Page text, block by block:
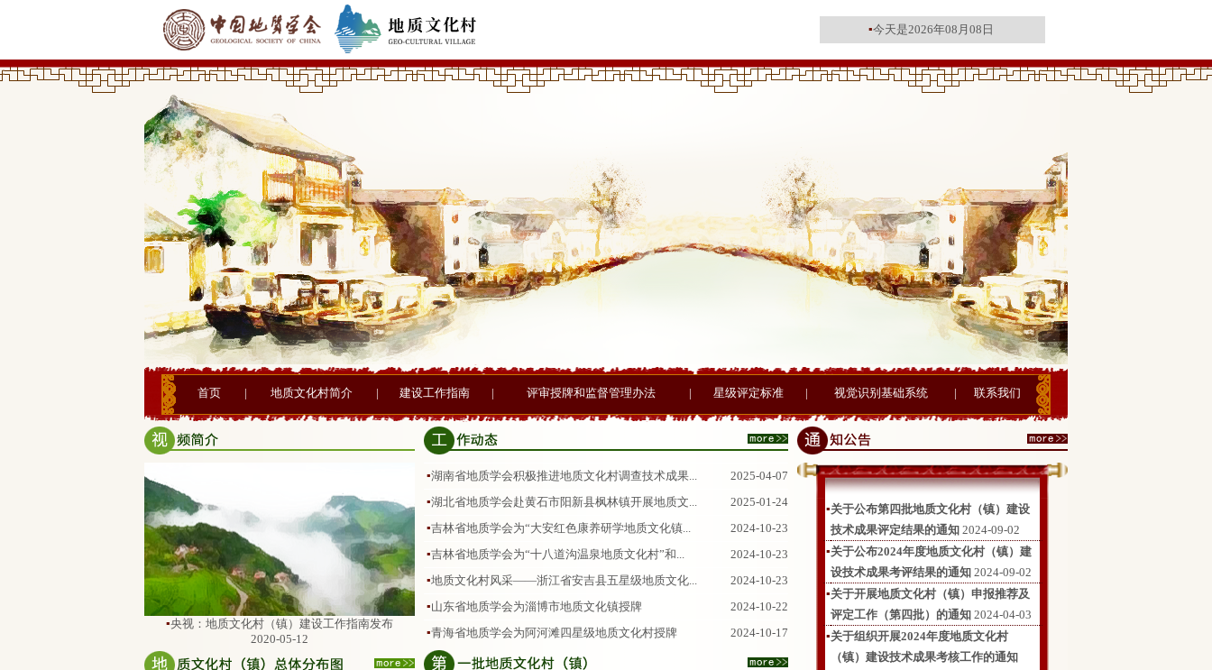
▪今天是2026年08月08日
首页 | 地质文化村简介 | 建设工作指南 | 评审授牌和监督管理办法 | 星级评定标准 | 视觉识别基础系统 | 联系我们
▪央视：地质文化村（镇）建设工作指南发布
2020-05-12
▪湖南省地质学会积极推进地质文化村调查技术成果...
2025-04-07
▪湖北省地质学会赴黄石市阳新县枫林镇开展地质文...
2025-01-24
▪吉林省地质学会为“大安红色康养研学地质文化镇...
2024-10-23
▪吉林省地质学会为“十八道沟温泉地质文化村”和...
2024-10-23
▪地质文化村风采——浙江省安吉县五星级地质文化...
2024-10-23
▪山东省地质学会为淄博市地质文化镇授牌
2024-10-22
▪青海省地质学会为阿河滩四星级地质文化村授牌 2024-10-17
▪关于公布第四批地质文化村（镇）建设
技术成果评定结果的通知2024-09-02
▪关于公布2024年度地质文化村（镇）建
设技术成果考评结果的通知2024-09-02
▪关于开展地质文化村（镇）申报推荐及
评定工作（第四批）的通知2024-04-03
▪关于组织开展2024年度地质文化村
（镇）建设技术成果考核工作的通知